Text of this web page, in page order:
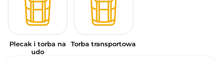
Plecak i torba na
udo
Torba transportowa